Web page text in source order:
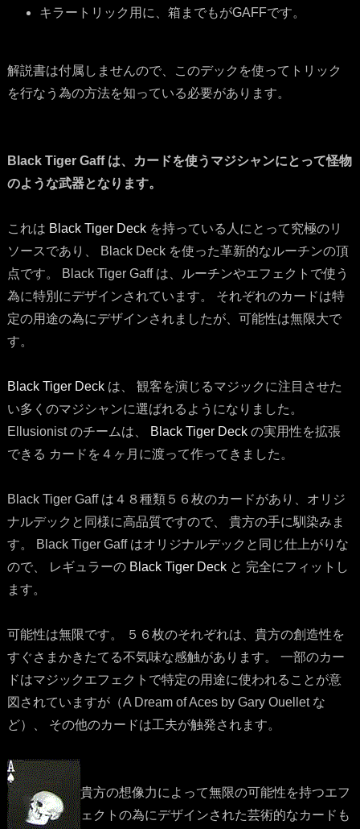
キラートリック用に、箱までもがGAFFです。
解説書は付属しませんので、このデックを使ってトリック
を行なう為の方法を知っている必要があります。
Black Tiger Gaff は、カードを使うマジシャンにとって怪物
のような武器となります。
これは Black Tiger Deck を持っている人にとって究極のリ
ソースであり、 Black Deck を使った革新的なルーチンの頂
点です。 Black Tiger Gaff は、ルーチンやエフェクトで使う
為に特別にデザインされています。 それぞれのカードは特
定の用途の為にデザインされましたが、可能性は無限大で
す。
Black Tiger Deck は、 観客を演じるマジックに注目させた
い多くのマジシャンに選ばれるようになりました。
Ellusionist のチームは、
Black Tiger Deck の実用性を拡張
できる カードを４ヶ月に渡って作ってきました。
Black Tiger Gaff は４８種類５６枚のカードがあり、オリジ
ナルデックと同様に高品質ですので、 貴方の手に馴染みま
す。 Black Tiger Gaff はオリジナルデックと同じ仕上がりな
ので、 レギュラーの Black Tiger Deck と 完全にフィットし
ます。
可能性は無限です。 ５６枚のそれぞれは、貴方の創造性を
すぐさまかきたてる不気味な感触があります。 一部のカー
ドはマジックエフェクトで特定の用途に使われることが意
図されていますが（A Dream of Aces by Gary Ouellet な
ど）、 その他のカードは工夫が触発されます。
貴方の想像力によって無限の可能性を持つエフ
ェクトの為にデザインされた芸術的なカードも